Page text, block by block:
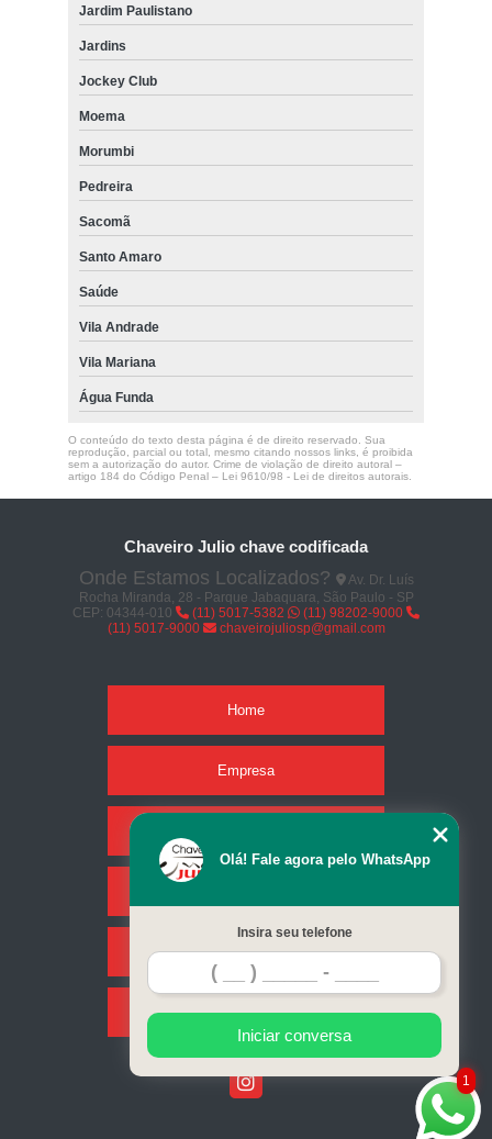
Jardim Paulistano
Jardins
Jockey Club
Moema
Morumbi
Pedreira
Sacomã
Santo Amaro
Saúde
Vila Andrade
Vila Mariana
Água Funda
O conteúdo do texto desta página é de direito reservado. Sua
reprodução, parcial ou total, mesmo citando nossos links, é proibida
sem a autorização do autor. Crime de violação de direito autoral –
artigo 184 do Código Penal – Lei 9610/98 - Lei de direitos autorais.
Chaveiro Julio chave codificada
Onde Estamos Localizados?
Av. Dr. Luís
Rocha Miranda, 28 - Parque Jabaquara, São Paulo - SP
CEP: 04344-010
(11) 5017-5382
(11) 98202-9000
(11) 5017-9000
chaveirojuliosp@gmail.com
Home
Empresa
Contato
Mapa do site
1
Olá! Fale agora pelo WhatsApp
Insira seu telefone
Iniciar conversa